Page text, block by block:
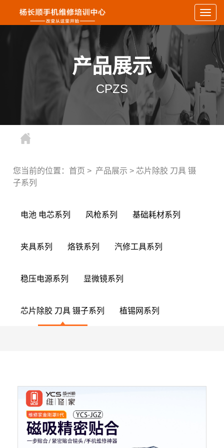
产品展示
CPZS
您当前的位置： 首页 > 产品展示 > 芯片除胶 刀具 镊
子系列
电池 电芯系列 风枪系列 基础耗材系列
夹具系列 烙铁系列 汽修工具系列
稳压电源系列 显微镜系列
芯片除胶 刀具 镊子系列 植锡网系列